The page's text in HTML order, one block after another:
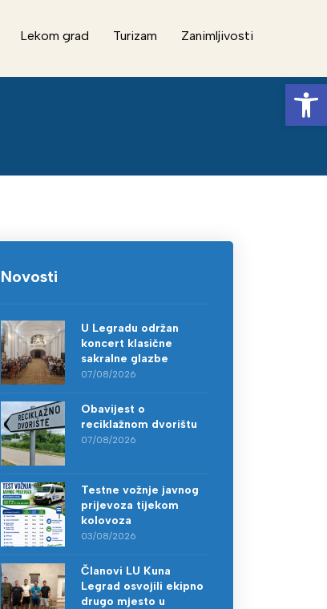
Lekom grad Turizam
Zanimljivosti
Novosti
U Legradu održan
koncert klasične
sakralne glazbe
07/08/2026
Obavijest o
reciklažnom dvorištu
07/08/2026
Testne vožnje javnog
prijevoza tijekom
kolovoza
03/08/2026
Članovi LU Kuna
Legrad osvojili ekipno
drugo mjesto u